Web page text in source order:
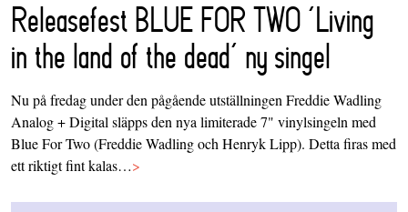
Releasefest BLUE FOR TWO ‘Living
in the land of the dead’ ny singel
Nu på fredag under den pågående utställningen Freddie Wadling
Analog + Digital släpps den nya limiterade 7" vinylsingeln med
Blue For Two (Freddie Wadling och Henryk Lipp). Detta firas med
ett riktigt fint kalas…>